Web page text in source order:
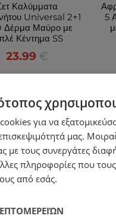
Καλύμματα
Universal 2+1
Δέρμα Μαύρο με
Κέντημα SS
23.99 €
5
Νέο
για να
μας.
με τους συνεργάτες
πληροφορίες που
από εσάς.